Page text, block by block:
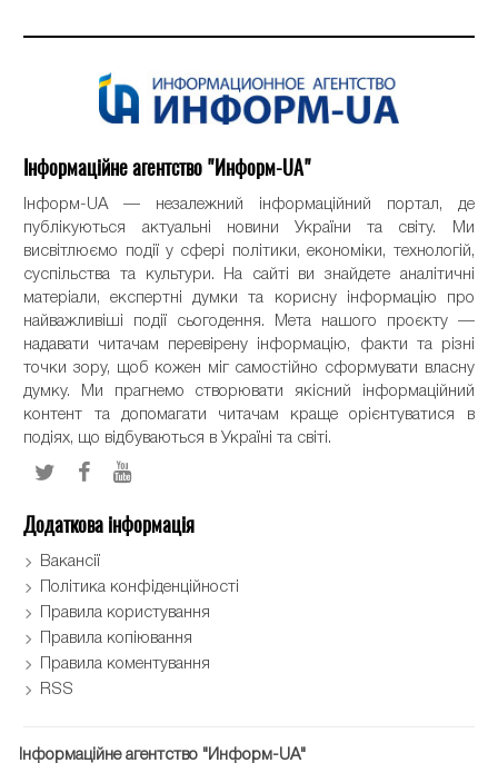
Інформаційне агентство "Информ-UA"
Інформ-UA — незалежний інформаційний портал, де
публікуються актуальні новини України та світу. Ми
висвітлюємо події у сфері політики, економіки, технологій,
суспільства та культури. На сайті ви знайдете аналітичні
матеріали, експертні думки та корисну інформацію про
найважливіші події сьогодення. Мета нашого проєкту —
надавати читачам перевірену інформацію, факти та різні
точки зору, щоб кожен міг самостійно сформувати власну
думку. Ми прагнемо створювати якісний інформаційний
контент та допомагати читачам краще орієнтуватися в
подіях, що відбуваються в Україні та світі.
Додаткова інформація
Вакансії
Політика конфіденційності
Правила користування
Правила копіювання
Правила коментування
RSS
Інформаційне агентство "Информ-UA"